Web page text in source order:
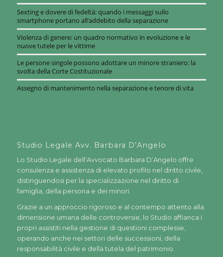
Sexting e dovere di fedeltà: quando i messaggi sullo
smartphone portano all’addebito della separazione
Violenza di genere: un quadro normativo in evoluzione e le
nuove tutele per le vittime
Le persone singole possono adottare un minore straniero: la
svolta della Corte Costituzionale
Assegno di mantenimento nella separazione e tenore di vita
Studio Legale Avv. Barbara D’Angelo
Lo Studio Legale dell’Avvocato Barbara D’Angelo offre
consulenza e assistenza di elevato profilo nel diritto civile,
distinguendosi per la specializzazione nel diritto di
famiglia, della persona e dei minori.
Grazie a un approccio rigoroso e al contempo attento alla
dimensione umana delle controversie, lo Studio affianca i
propri assistiti nella gestione di questioni complesse,
operando anche nei settori delle successioni, della
responsabilità civile e della tutela del patrimonio.